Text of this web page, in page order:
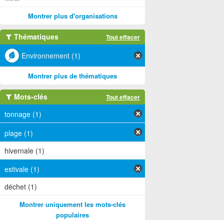
Montrer plus d'organisations
Thématiques Tout effacer
Environnement (1)
Montrer plus de thématiques
Mots-clés Tout effacer
tonnage (1)
plage (1)
hivernale (1)
estivale (1)
déchet (1)
Montrer uniquement les mots-clés
populaires